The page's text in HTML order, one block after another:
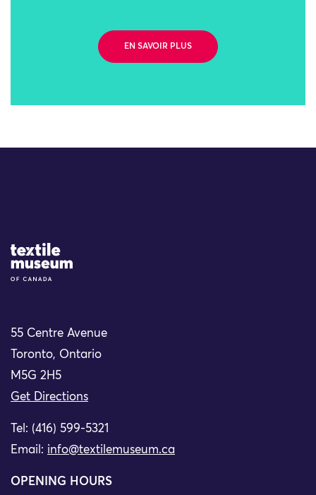
EN SAVOIR PLUS
Site Logo
55 Centre Avenue
Toronto, Ontario
M5G 2H5
Get Directions
Tel: (416) 599-5321
Email: info@textilemuseum.ca
OPENING HOURS